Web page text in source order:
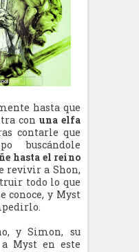
hasta que
con una elfa
contarle que
buscándole
hasta el reino
revivir a Shon,
todo lo que
conoce, y Myst
y Simon, su
Myst en este